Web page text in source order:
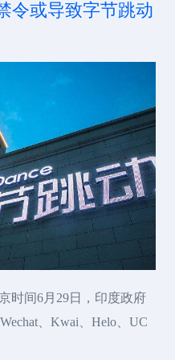
令或导致字节跳动
时间6月29日，印度政府
、Kwai、Helo、UC